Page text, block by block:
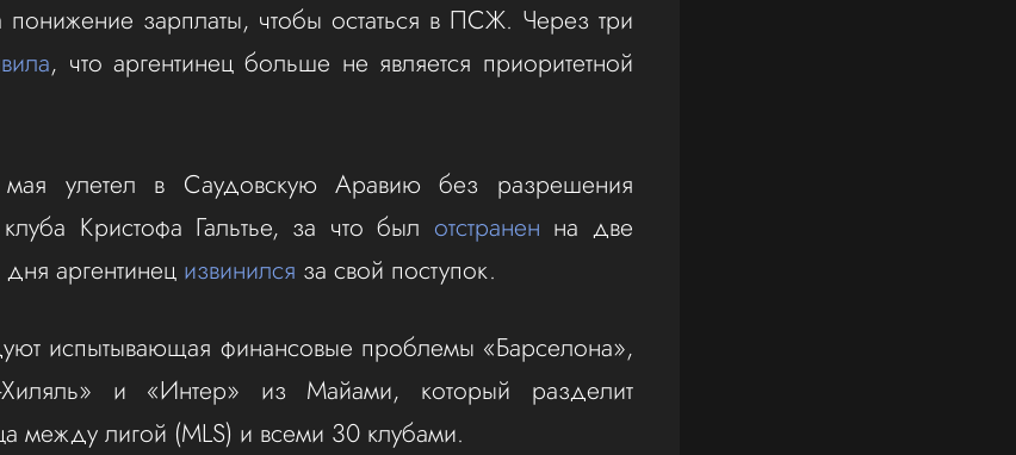
понижение зарплаты, чтобы остаться в ПСЖ. Через три
, что аргентинец больше не является приоритетной
улетел в Саудовскую Аравию без разрешения
Кристофа Гальтье, за что был отстранен на две
аргентинец извинился за свой поступок.
испытывающая финансовые проблемы «Барселона»,
Хиляль» и «Интер» из Майами, который разделит
между лигой (MLS) и всеми 30 клубами.